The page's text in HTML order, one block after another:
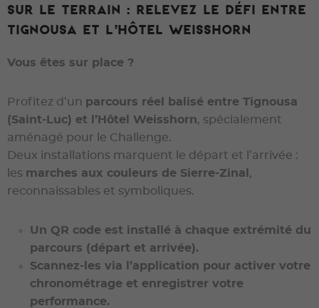
Sur le terrain : relevez le défi entre
Tignousa et l’Hôtel Weisshorn
Vous êtes sur place ?
Profitez d’un parcours réel balisé entre Tignousa
(Saint-Luc) et l’Hôtel Weisshorn, spécialement
aménagé pour le Challenge.
Deux installations marquent le départ et l’arrivée :
les marches aux couleurs de Sierre-Zinal ,
reconnaissables et symboliques.
Un QR code est installé à chaque extrémité du
parcours (départ et arrivée).
Scannez-les via l’application pour activer votre
chronométrage et enregistrer votre
performance.